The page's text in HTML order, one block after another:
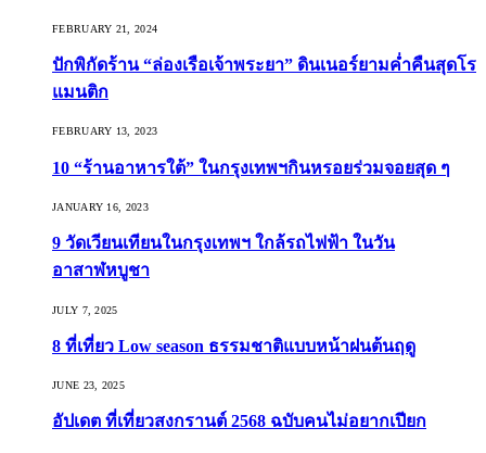
FEBRUARY 21, 2024
ปักพิกัดร้าน “ล่องเรือเจ้าพระยา” ดินเนอร์ยามค่ำคืนสุดโร
แมนติก
FEBRUARY 13, 2023
10 “ร้านอาหารใต้” ในกรุงเทพฯกินหรอยร่วมจอยสุด ๆ
JANUARY 16, 2023
9 วัดเวียนเทียนในกรุงเทพฯ ใกล้รถไฟฟ้า ในวัน
อาสาฬหบูชา
JULY 7, 2025
8 ที่เที่ยว Low season ธรรมชาติแบบหน้าฝนต้นฤดู️
JUNE 23, 2025
อัปเดต ที่เที่ยวสงกรานต์ 2568 ฉบับคนไม่อยากเปียก